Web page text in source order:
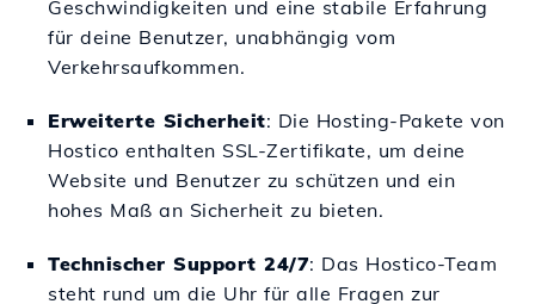
Geschwindigkeiten und eine stabile Erfahrung
für deine Benutzer, unabhängig vom
Verkehrsaufkommen.
Erweiterte Sicherheit: Die Hosting-Pakete von
Hostico enthalten SSL-Zertifikate, um deine
Website und Benutzer zu schützen und ein
hohes Maß an Sicherheit zu bieten.
Technischer Support 24/7: Das Hostico-Team
steht rund um die Uhr für alle Fragen zur